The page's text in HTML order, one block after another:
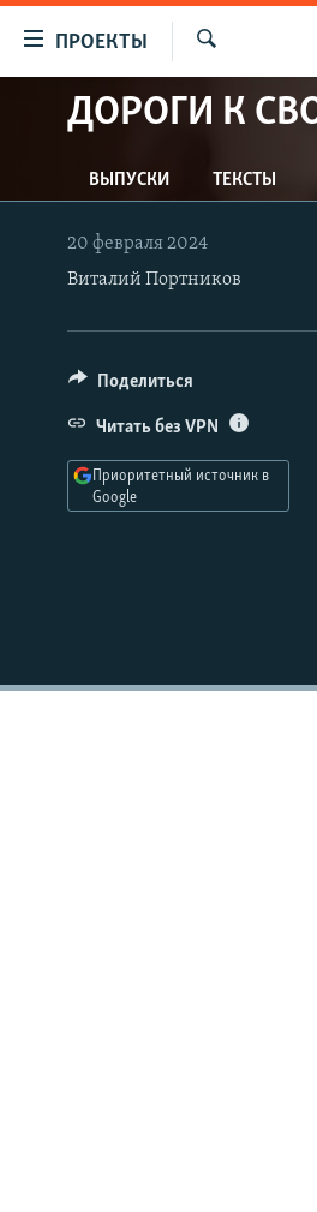
упрощенного
доступа
Вернуться
к
основному
содержанию
навигации
Вернутся
ПРОЕКТЫ
ПРОГРАММЫ
АВТОРСКИЕ ПРОЕКТЫ
ЦИТАТЫ СВОБОДЫ
МНЕНИЯ
КУЛЬТУРА
IDEL.РЕАЛИИ
КАВКАЗ.РЕАЛИИ
СЕВЕР.РЕАЛИИ
СИБИРЬ.РЕАЛИИ
ДОРОГИ К
ВЫПУСКИ ТЕКСТЫ
20 февраля 2024
Виталий Портников
Поделиться
Читать без VPN
Приоритетный источник в
Google